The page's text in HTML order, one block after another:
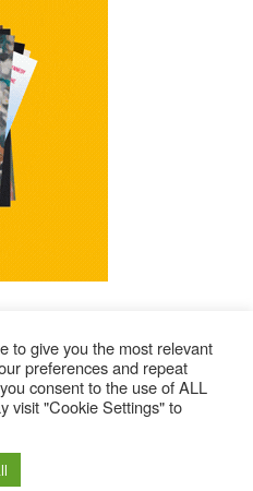
Alle Ausgaben Lesen
© 2025 – Magazine Poly – BKN
to give you the most relevant
preferences and repeat
consent to the use of ALL
visit "Cookie Settings" to